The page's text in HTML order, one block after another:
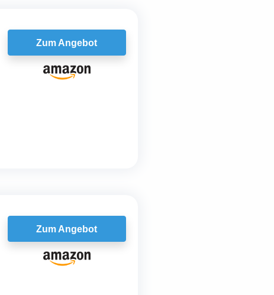
Zum Angebot
Zum Angebot